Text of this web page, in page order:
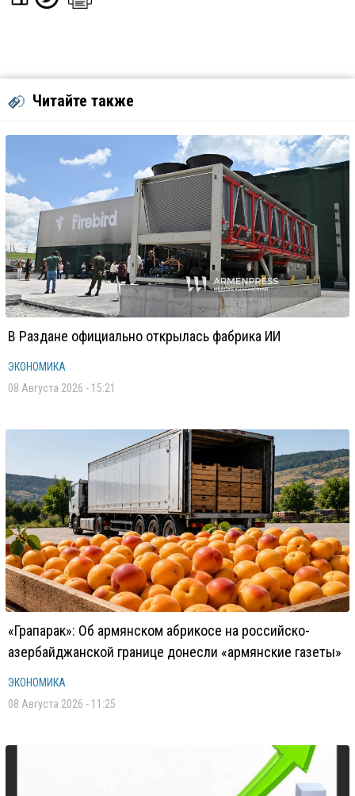
Читайте также
В Раздане официально открылась фабрика ИИ
ЭКОНОМИКА
08 Августа 2026 - 15:21
«Грапарак»: Об армянском абрикосе на российско-
азербайджанской границе донесли «армянские газеты»
ЭКОНОМИКА
08 Августа 2026 - 11:25